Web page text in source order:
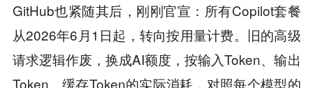
GitHub也紧随其后，刚刚官宣：所有Copilot套餐
从2026年6月1日起，转向按用量计费。旧的高级
请求逻辑作废，换成AI额度，按输入Token、输出
Token、缓存Token的实际消耗，对照每个模型的